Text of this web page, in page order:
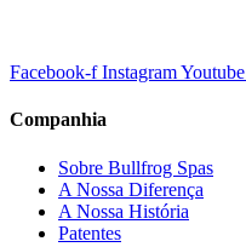
Facebook-f InstagramYoutube
Companhia
Sobre Bullfrog Spas
A Nossa Diferença
A Nossa História
Patentes